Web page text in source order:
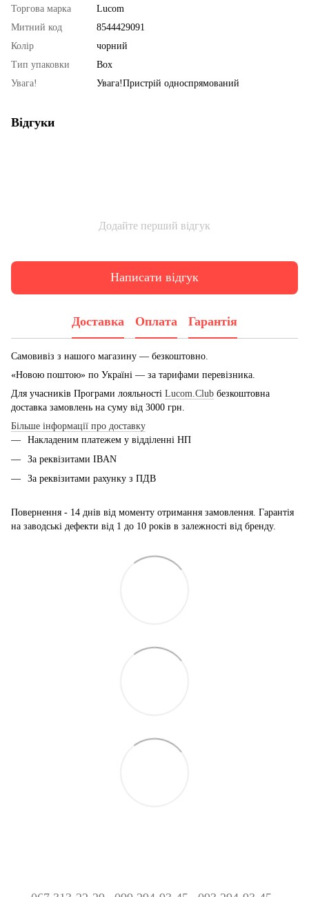
Торгова марка
Lucom
Митний код
8544429091
Колір
чорний
Тип упаковки
Box
Увага!
Увага!Пристрій односпрямований
Відгуки
Додайте перший відгук
Написати відгук
Доставка Оплата Гарантія
Самовивіз з нашого магазину — безкоштовно.
«Новою поштою» по Україні — за тарифами перевізника.
Для учасників Програми лояльності Lucom.Club безкоштовна
доставка замовлень на суму від 3000 грн.
Більше інформації про доставку
Накладеним платежем у відділенні НП
За реквізитами IBAN
За реквізитами рахунку з ПДВ
Повернення - 14 днів від моменту отримання замовлення. Гарантія
на заводські дефекти від 1 до 10 років в залежності від бренду.